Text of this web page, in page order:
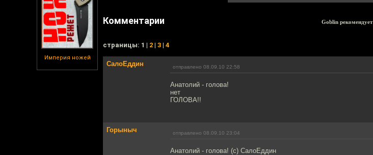
Империя ножей
Комментарии Goblin рекомендует
cтраницы: 1 | 2 | 3 | 4
СалоЕддин отправлено 08.09.10 22:58
Анатолий - голова!
нет
ГОЛОВА!!
Горыныч отправлено 08.09.10 23:04
Анатолий - голова! (с) СалоЕддин